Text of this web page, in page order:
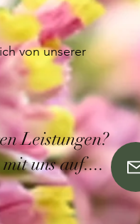
von unserer
Leistungen?
uns auf....